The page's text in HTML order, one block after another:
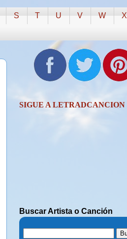
S T U V W X
SIGUE A LETRADCANCION
Buscar Artista o Canción